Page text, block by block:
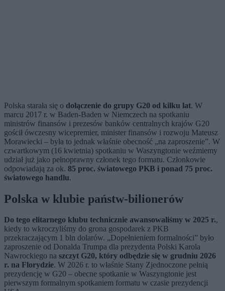
Polska starała się o dołączenie do grupy G20 od kilku lat. W
marcu 2017 r. w Baden-Baden w Niemczech na spotkaniu
ministrów finansów i prezesów banków centralnych krajów G20
gościł ówczesny wicepremier, minister finansów i rozwoju Mateusz
Morawiecki – była to jednak właśnie obecność „na zaproszenie”. W
czwartkowym (16 kwietnia) spotkaniu w Waszyngtonie weźmiemy
udział już jako pełnoprawny członek tego formatu. Członkowie
odpowiadają za ok. 85 proc. światowego PKB i ponad 75 proc.
światowego handlu.
Polska w klubie państw-bilionerów
Do tego elitarnego klubu technicznie awansowaliśmy w 2025 r.,
kiedy to wkroczyliśmy do grona gospodarek z PKB
przekraczającym 1 bln dolarów. „Dopełnieniem formalności” było
zaproszenie od Donalda Trumpa dla prezydenta Polski Karola
Nawrockiego na szczyt G20, który odbędzie się w grudniu 2026
r. na Florydzie. W 2026 r. to właśnie Stany Zjednoczone pełnią
prezydencję w G20 – obecne spotkanie w Waszyngtonie jest
pierwszym formalnym spotkaniem formatu w czasie prezydencji